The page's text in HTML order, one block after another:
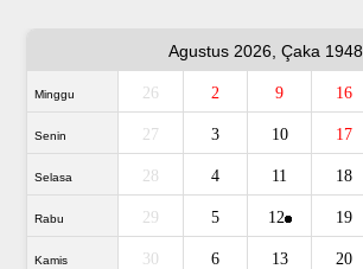
Agustus 2026, Çaka 1948
Minggu 26 2 9 16
Senin 27 3 10 17
Selasa 28 4 11 18
Rabu 29 5 12 19
Kamis 30 6 13 20